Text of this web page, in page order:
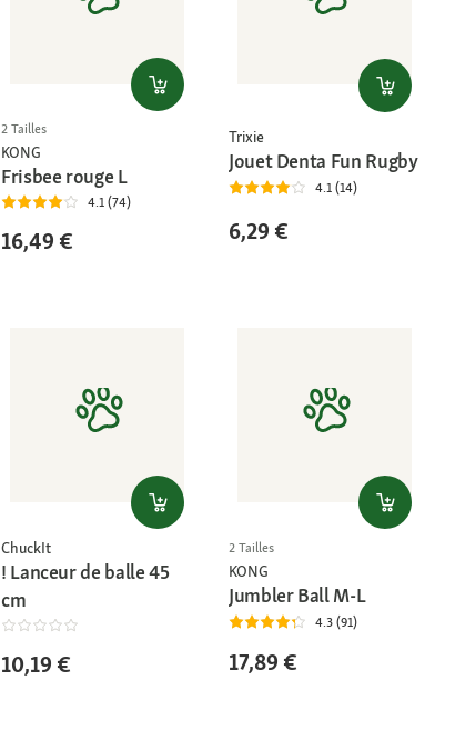
2 Tailles
KONG
Frisbee rouge L
4.1 (74)
16,49 €
Trixie
Jouet Denta Fun Rugby
4.1 (14)
6,29 €
ChuckIt
! Lanceur de balle 45
cm
10,19 €
2 Tailles
KONG
Jumbler Ball M-L
4.3 (91)
17,89 €